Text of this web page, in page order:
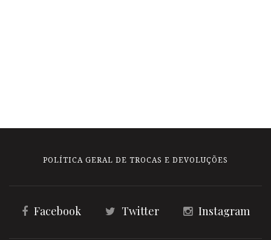
POLÍTICA GERAL DE TROCAS E DEVOLUÇÕES
Facebook Twitter Instagram